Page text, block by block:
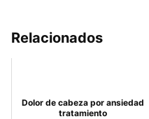
Relacionados
Dolor de cabeza por ansiedad
tratamiento